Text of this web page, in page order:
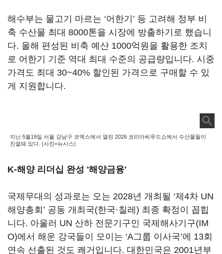
해수부는 물고기 마르는 ‘어한기’ 등 고려해 정부 비
축 수산물 최대 8000톤을 시장에 방출하기로 했습니
다. 올해 편성된 비축 예산 1000억원을 활용한 조치
로 어한기 기준 역대 최대 수준의 공급량입니다. 시중
가격도 최대 30~40% 할인된 가격으로 구매할 수 있
게 지원합니다.
지난 5월19일 서울 강남구 코엑스에서 열린 2026 코리아씨푸드쇼에서 수산물들이
진열돼 있다. (사진=뉴시스)
K-해양 리더십 완성 '해양금융'
국제무대의 성과로는 오는 2028년 개최될 ‘제4차 UN
해양총회’ 공동 개최국(한국·칠레) 최종 확정이 꼽힙
니다. 아울러 UN 산하 전문기구인 국제해사기구(IM
O)에서 해운 강국들이 모이는 ‘A그룹 이사국’에 13회
연속 선출된 것도 쾌거입니다. 대한민국은 2001년부